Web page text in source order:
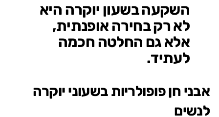
השקעה בשעון יוקרה היא
לא רק בחירה אופנתית,
אלא גם החלטה חכמה
לעתיד.
אבני חן פופולריות בשעוני יוקרה
לנשים